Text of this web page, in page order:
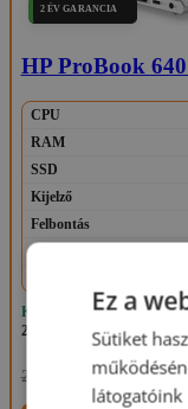
2 ÉV GARANCIA
HP ProBook
CPU
RAM
SSD
Kijelző
Felbontás
Készleten: 1 db
2 év háztól-házig garancia
229.990 Ft
Ez a
Sütiket
látogatóink